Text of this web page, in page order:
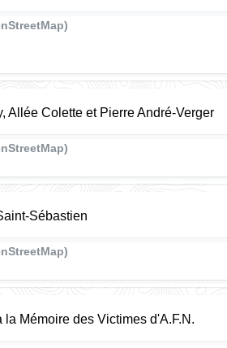
Allée Colette et Pierre André-Verger
Sébastien
Mémoire des Victimes d'A.F.N.